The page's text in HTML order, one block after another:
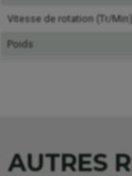
Vitesse de rotation (Tr/Min)
Poids
AUTRES